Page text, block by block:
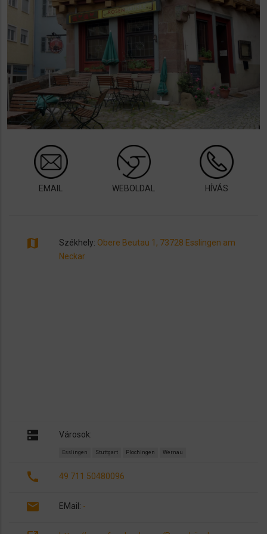
EMAIL WEBOLDAL HÍVÁS
map Székhely: Obere Beutau 1, 73728 Esslingen am
Neckar
dns Városok:
Esslingen Stuttgart Plochingen Wernau
call 49 711 50480096
email EMail: -